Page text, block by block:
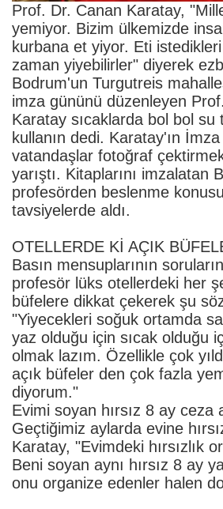
Prof. Dr. Canan Karatay,
yemiyor. Bizim ülkemizde
kurbana et yiyor. Eti
zaman yiyebilirler" diyerek
Bodrum'un Turgutreis
imza gününü düzenleyen
Karatay sıcaklarda bol bol su
kullanın dedi. Karatay'ın
vatandaşlar fotoğraf
yarıştı. Kitaplarını imzalatan
profesörden beslenme
tavsiyelerde aldı.
OTELLERDE Kİ AÇIK
Basın mensuplarının
profesör lüks otellerdeki her
büfelere dikkat çekerek şu
"Yiyecekleri soğuk ortamda
yaz olduğu için sıcak olduğu
olmak lazım. Özellikle çok
açık büfeler den çok fazla
diyorum."
Evimi soyan hırsız 8 ay ceza
Geçtiğimiz aylarda evine
Karatay, "Evimdeki hırsızlık
Beni soyan aynı hırsız 8 ay
onu organize edenler halen